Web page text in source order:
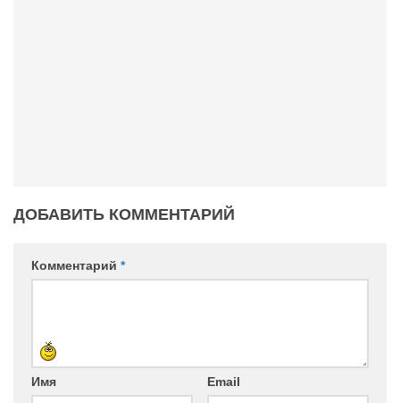
ДОБАВИТЬ КОММЕНТАРИЙ
Комментарий *
Имя Email